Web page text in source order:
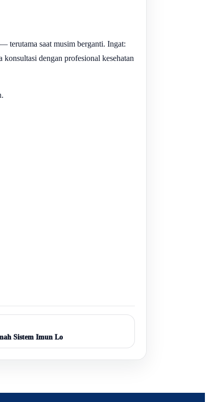
terutama saat musim berganti. Ingat:
dengan profesional kesehatan
Sistem Imun Lo